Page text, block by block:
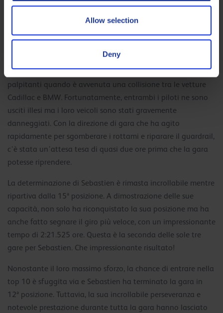
Allow selection
Deny
Photo by Julien Delfosse – DPPI
Come se non fosse stato abbastanza, ci sono stati momenti
palpitanti quando è avvenuta una collisione tra le vetture
Cadillac e BMW. Fortunatamente, entrambi i piloti ne sono
usciti illesi ma i loro veicoli sono stati gravemente
danneggiati. Con la direzione di gara che ha agito
rapidamente per sgomberare i rottami e riparare il guardrail,
c’è stata un’attesa tesa di quasi due ore prima che la gara
potesse riprendere.
La determinazione di Sebastien è rimasta incrollabile mentre
ripartiva dalla 15ª posizione. A dimostrazione delle sue
capacità, non solo ha riconquistato la sua posizione ma ha
anche fatto segnare il giro più veloce, con un impressionante
tempo di 2:21.525 ore. Questa è la seconda delle sole tre
gare per Sebastien. Che impressionante risultato!
Nonostante il loro massimo sforzo, la chance di entrare nella
top 10 è sfuggita via e Sebastien ha terminato la gara in
12ª posizione. Tuttavia, la sua incrollabile perseveranza e
notevole prestazione durante tutta la gara hanno lasciato